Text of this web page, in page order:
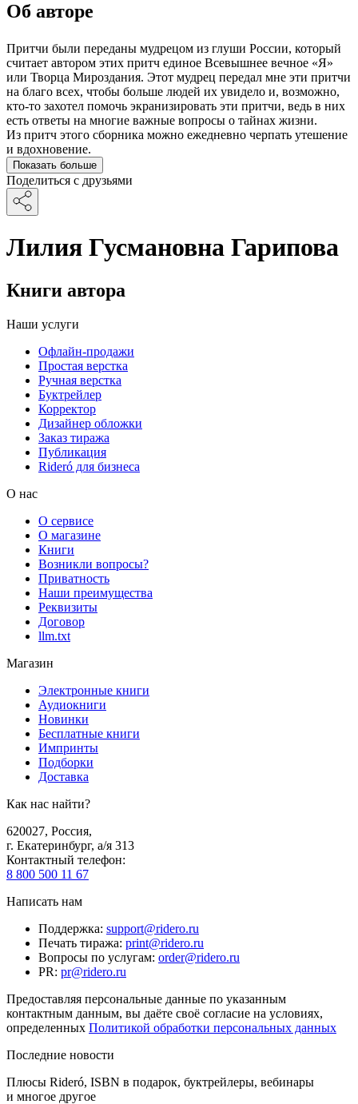
Об авторе
Притчи были переданы мудрецом из глуши России, который
считает автором этих притч единое Всевышнее вечное «Я»
или Творца Мироздания. Этот мудрец передал мне эти притчи
на благо всех, чтобы больше людей их увидело и, возможно,
кто-то захотел помочь экранизировать эти притчи, ведь в них
есть ответы на многие важные вопросы о тайнах жизни.
Из притч этого сборника можно ежедневно черпать утешение
и вдохновение.
Показать больше
Поделиться с друзьями
Лилия Гусмановна Гарипова
Книги автора
Наши услуги
Офлайн-продажи
Простая верстка
Ручная верстка
Буктрейлер
Корректор
Дизайнер обложки
Заказ тиража
Публикация
Rideró для бизнеса
О нас
О сервисе
О магазине
Книги
Возникли вопросы?
Приватность
Наши преимущества
Реквизиты
Договор
llm.txt
Магазин
Электронные книги
Аудиокниги
Новинки
Бесплатные книги
Импринты
Подборки
Доставка
Как нас найти?
620027, Россия,
г. Екатеринбург, а/я 313
Контактный телефон:
8 800 500 11 67
Написать нам
Поддержка: support@ridero.ru
Печать тиража: print@ridero.ru
Вопросы по услугам: order@ridero.ru
PR: pr@ridero.ru
Предоставляя персональные данные по указанным
контактным данным, вы даёте своё согласие на условиях,
определенных Политикой обработки персональных данных
Последние новости
Плюсы Rideró, ISBN в подарок, буктрейлеры, вебинары
и многое другое